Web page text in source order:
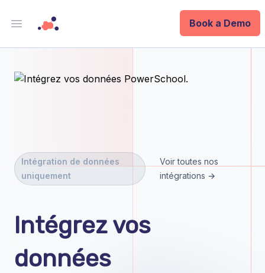
Open main menu
Book a Demo
Integrations
Company
Blog
Intégration de données
uniquement
Voir toutes nos
intégrations →
Intégrez vos
données